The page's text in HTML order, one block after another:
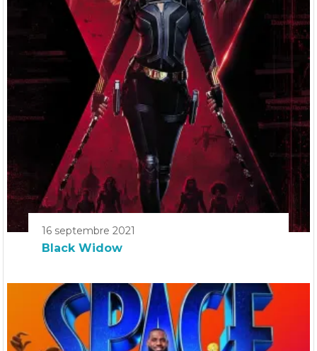
16 septembre 2021
Black Widow